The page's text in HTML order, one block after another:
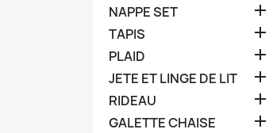
NAPPE SET 
TAPIS 
PLAID 
JETE ET LINGE DE LIT 
RIDEAU 
GALETTE CHAISE 